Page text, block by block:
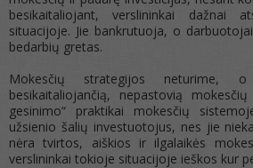
besikaitaliojant, verslininkai dažnai
situacijoje. Jie bankrutuoja, o
bedarbių gretas.
Mokesčių strategijos neturime,
besikaitaliojančią, nepastovią
gesinimo“ praktikai mokesčių
užsienio šalių investuotojus, nes jie
nėra tvirtos, aiškios ir ilgalaikės
verslininkai tokioje situacijoje ieškos kur